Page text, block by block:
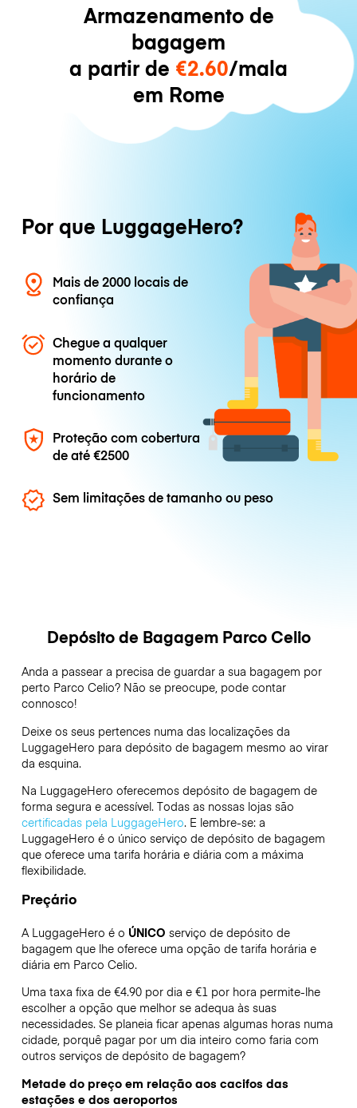
Armazenamento de
bagagem
a partir de €2.60/mala
em Rome
Por que LuggageHero?
Mais de 2000 locais de
confiança
Chegue a qualquer
momento durante o
horário de
funcionamento
Proteção com cobertura
de até€2500
Sem limitações de tamanho ou peso
Depósito de Bagagem Parco Celio
Anda a passear a precisa de guardar a sua bagagem por
perto Parco Celio? Não se preocupe, pode contar
connosco!
Deixe os seus pertences numa das localizações da
LuggageHero para depósito de bagagem mesmo ao virar
da esquina.
Na LuggageHero oferecemos depósito de bagagem de
forma segura e acessível. Todas as nossas lojas são
certificadas pela LuggageHero. E lembre-se: a
LuggageHero é o único serviço de depósito de bagagem
que oferece uma tarifa horária e diária com a máxima
flexibilidade.
Preçário
A LuggageHero é o ÚNICO serviço de depósito de
bagagem que lhe oferece uma opção de tarifa horária e
diária em Parco Celio.
Uma taxa fixa de €4.90 por dia e €1 por hora permite-lhe
escolher a opção que melhor se adequa às suas
necessidades. Se planeia ficar apenas algumas horas numa
cidade, porquê pagar por um dia inteiro como faria com
outros serviços de depósito de bagagem?
Metade do preço em relação aos cacifos das
estações e dos aeroportos